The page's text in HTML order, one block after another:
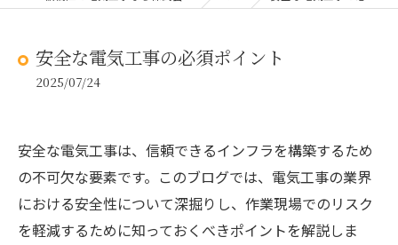
安全な電気工事の必須ポイント
2025/07/24
安全な電気工事は、信頼できるインフラを構築するため
の不可欠な要素です。このブログでは、電気工事の業界
における安全性について深掘りし、作業現場でのリスク
を軽減するために知っておくべきポイントを解説しま